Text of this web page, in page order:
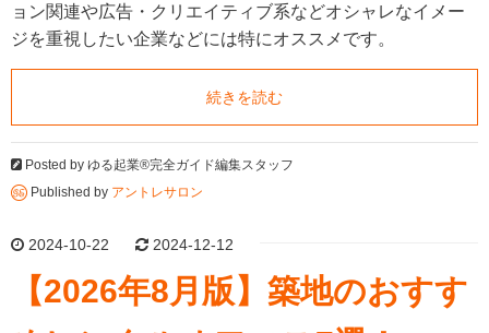
ョン関連や広告・クリエイティブ系などオシャレなイメー
ジを重視したい企業などには特にオススメです。
続きを読む
Posted by ゆる起業®完全ガイド編集スタッフ
Published by アントレサロン
2024-10-22 2024-12-12
【2026年8月版】築地のおすす